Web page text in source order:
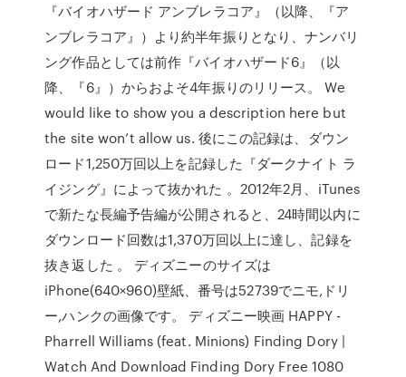
『バイオハザード アンブレラコア』（以降、『ア
ンブレラコア』）より約半年振りとなり、ナンバリ
ング作品としては前作『バイオハザード6』（以
降、『6』）からおよそ4年振りのリリース。 We
would like to show you a description here but
the site won’t allow us. 後にこの記録は、ダウン
ロード1,250万回以上を記録した『ダークナイト ラ
イジング』によって抜かれた 。2012年2月、iTunes
で新たな長編予告編が公開されると、24時間以内に
ダウンロード回数は1,370万回以上に達し、記録を
抜き返した 。 ディズニーのサイズは
iPhone(640×960)壁紙、番号は52739でニモ,ドリ
ー,ハンクの画像です。 ディズニー映画 HAPPY -
Pharrell Williams (feat. Minions) Finding Dory |
Watch And Download Finding Dory Free 1080